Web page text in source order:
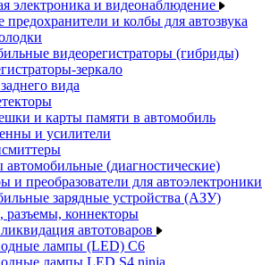
электроника и видеонаблюдение
и колбы для автозвука
видеорегистраторы (гибриды)
зеркало
вида
и карты памяти в автомобиль
и усилители
автомобильные (диагностические)
и преобразователи для автоэлектроники
зарядные устройства (АЗУ)
коннекторы
автотоваров
лампы (LED) C6
лампы LED S4 ninja